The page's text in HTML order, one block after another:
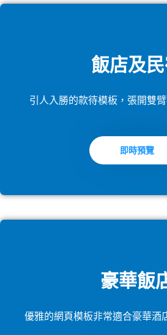
飯店及
引人入勝的款待模板，張開雙
即時預覽
豪華飯
優雅的網頁模板非常適合豪華酒